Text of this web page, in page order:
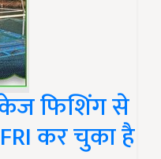
फिशिंग से
कर चुका है